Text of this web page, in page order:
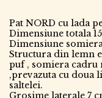
Pat NORD cu lada
Dimensiune totala
Dimensiune
Structura din lemn
puf , somiera cadru
,prevazuta cu doua
saltelei.
Grosime laterale 7